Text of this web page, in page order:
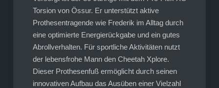
Torsion von Össur. Er unterstützt aktive
Prothesentragende wie Frederik im Alltag durch
eine optimierte Energierückgabe und ein gutes
Abrollverhalten. Für sportliche Aktivitäten nutzt
der lebensfrohe Mann den Cheetah Xplore.
Dieser Prothesenfuß ermöglicht durch seinen
innovativen Aufbau das Ausüben einer Vielzahl